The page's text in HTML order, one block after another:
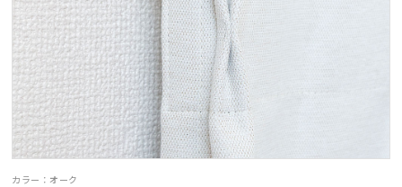
カラー：オーク